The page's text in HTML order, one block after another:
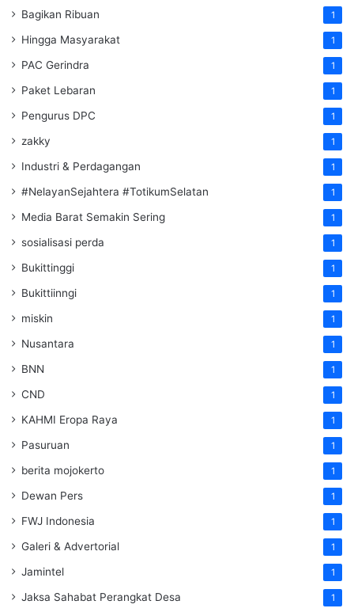
Bagikan Ribuan 1
Hingga Masyarakat 1
PAC Gerindra 1
Paket Lebaran 1
Pengurus DPC 1
zakky 1
Industri & Perdagangan 1
#NelayanSejahtera #TotikumSelatan 1
Media Barat Semakin Sering 1
sosialisasi perda 1
Bukittinggi 1
Bukittiinngi 1
miskin 1
Nusantara 1
BNN 1
CND 1
KAHMI Eropa Raya 1
Pasuruan 1
berita mojokerto 1
Dewan Pers 1
FWJ Indonesia 1
Galeri & Advertorial 1
Jamintel 1
Jaksa Sahabat Perangkat Desa 1